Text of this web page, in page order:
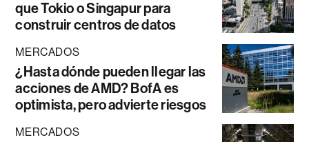
que Tokio o Singapur para
construir centros de datos
MERCADOS
¿Hasta dónde pueden llegar las
acciones de AMD? BofA es
optimista, pero advierte riesgos
MERCADOS